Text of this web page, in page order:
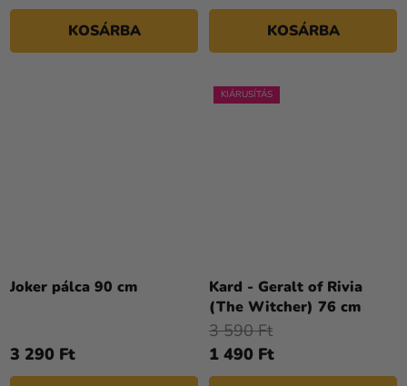
KOSÁRBA KOSÁRBA
Joker pálca 90 cm
3 290 Ft
KIÁRUSÍTÁS
Kard - Geralt of Rivia
(The Witcher) 76 cm
1 490 Ft
3 590 Ft